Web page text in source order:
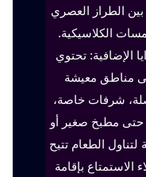
الطراز العصري
الكلاسيكية.
الإضافية: تحتوي
مناطق معيشة
شرفات خاصة،
حتى مطبخ صغير أو
لتناول الطعام تتيح
الاستمتاع بإقامة